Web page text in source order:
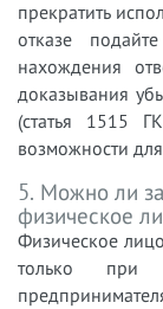
прекратить
отказе
нахождения
доказывания
(статья 1515
возможности
5. Можно ли
физическое
Физическое
только при